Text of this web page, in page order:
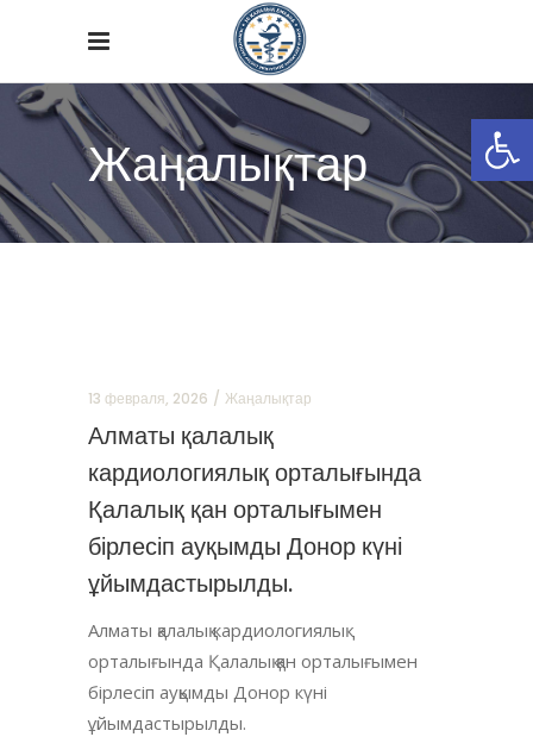
Жаңалықтар
13 февраля, 2026 Жаңалықтар
Алматы қалалық
кардиологиялық орталығында
Қалалық қан орталығымен
бірлесіп ауқымды Донор күні
ұйымдастырылды.
Алматы қалалық кардиологиялық
орталығында Қалалық қан орталығымен
бірлесіп ауқымды Донор күні
ұйымдастырылды.